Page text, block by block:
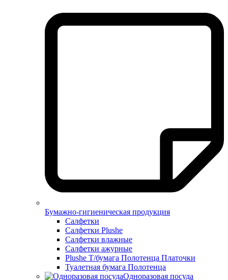
Бумажно-гигиеническая продукция
Салфетки
Салфетки Plushe
Салфетки влажные
Салфетки ажурные
Plushe Т/бумага Полотенца Платочки
Туалетная бумага Полотенца
Одноразовая посуда